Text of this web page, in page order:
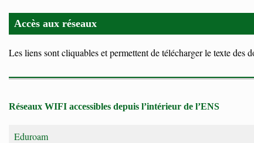
Accès aux réseaux
Les liens sont cliquables et permettent de télécharger le texte des
Réseaux WIFI accessibles depuis l’intérieur de l’ENS
Eduroam